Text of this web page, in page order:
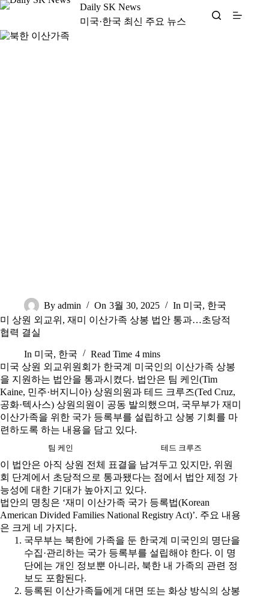
본
으
로
Daily SK News
미국·한국 최신 주요 뉴스
By admin On 3월 30, 2025 In 미국, 한국
미 상원 외교위, 재미 이산가족 상봉 법안 통과…초당적
협력 결실
In 미국, 한국 Read Time 4 mins
미국 상원 외교위원회가 한국계 미국인의 이산가족 상봉
을 지원하는 법안을 통과시켰다. 법안은 팀 케인(Tim
Kaine, 민주·버지니아) 상원의원과 테드 크루즈(Ted Cruz,
공화·텍사스) 상원의원이 공동 발의했으며, 국무부가 재미
이산가족을 위한 국가 등록부를 설립하고 상봉 기회를 마
련하도록 하는 내용을 담고 있다.
팀 케인 테드 크루즈
이 법안은 아직 상원 전체 표결을 남겨두고 있지만, 위원
회 단계에서 초당적으로 통과됐다는 점에서 법안 제정 가
능성에 대한 기대가 높아지고 있다.
법안의 명칭은 ‘재미 이산가족 국가 등록법(Korean
American Divided Families National Registry Act)’. 주요 내용
은 크게 네 가지다.
국무부는 북한에 가족을 둔 한국계 미국인의 명단을
수집·관리하는 국가 등록부를 설립해야 한다. 이 명
단에는 개인 정보뿐 아니라, 북한 내 가족의 관련 정
보도 포함된다.
등록된 이산가족들에게 대면 또는 화상 방식의 상봉